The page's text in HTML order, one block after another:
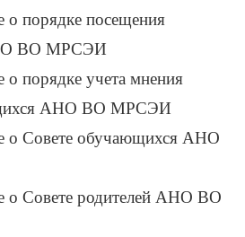
о порядке посещения
ВО МРСЭИ
порядке учета мнения
АНО ВО МРСЭИ
о Совете обучающихся АНО
о Совете родителей АНО ВО